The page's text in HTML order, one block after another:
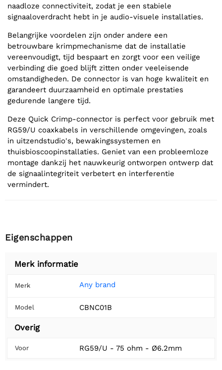
naadloze connectiviteit, zodat je een stabiele
signaaloverdracht hebt in je audio-visuele installaties.
Belangrijke voordelen zijn onder andere een
betrouwbare krimpmechanisme dat de installatie
vereenvoudigt, tijd bespaart en zorgt voor een veilige
verbinding die goed blijft zitten onder veeleisende
omstandigheden. De connector is van hoge kwaliteit en
garandeert duurzaamheid en optimale prestaties
gedurende langere tijd.
Deze Quick Crimp-connector is perfect voor gebruik met
RG59/U coaxkabels in verschillende omgevingen, zoals
in uitzendstudio's, bewakingssystemen en
thuisbioscoopinstallaties. Geniet van een probleemloze
montage dankzij het nauwkeurig ontworpen ontwerp dat
de signaalintegriteit verbetert en interferentie
vermindert.
Eigenschappen
Merk informatie
Merk Any brand
Model CBNC01B
Overig
Voor RG59/U - 75 ohm - Ø6.2mm